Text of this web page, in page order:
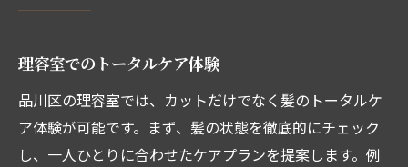
理容室でのトータルケア体験
品川区の理容室では、カットだけでなく髪のトータルケ
ア体験が可能です。まず、髪の状態を徹底的にチェック
し、一人ひとりに合わせたケアプランを提案します。例